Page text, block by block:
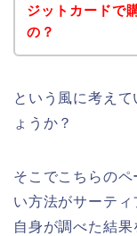
ジットカードで
の？
という風に考え
ょうか？
そこでこちらの
い方法がサーテ
自身が調べた結果